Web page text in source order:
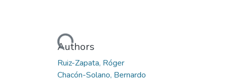
Loading...
Authors
Ruiz-Zapata, Róger
Chacón-Solano, Bernardo